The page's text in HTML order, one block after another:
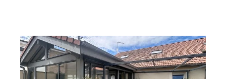
PIERREVILLE 54
205,60 m2 , 5 pièces
Ref : 40597